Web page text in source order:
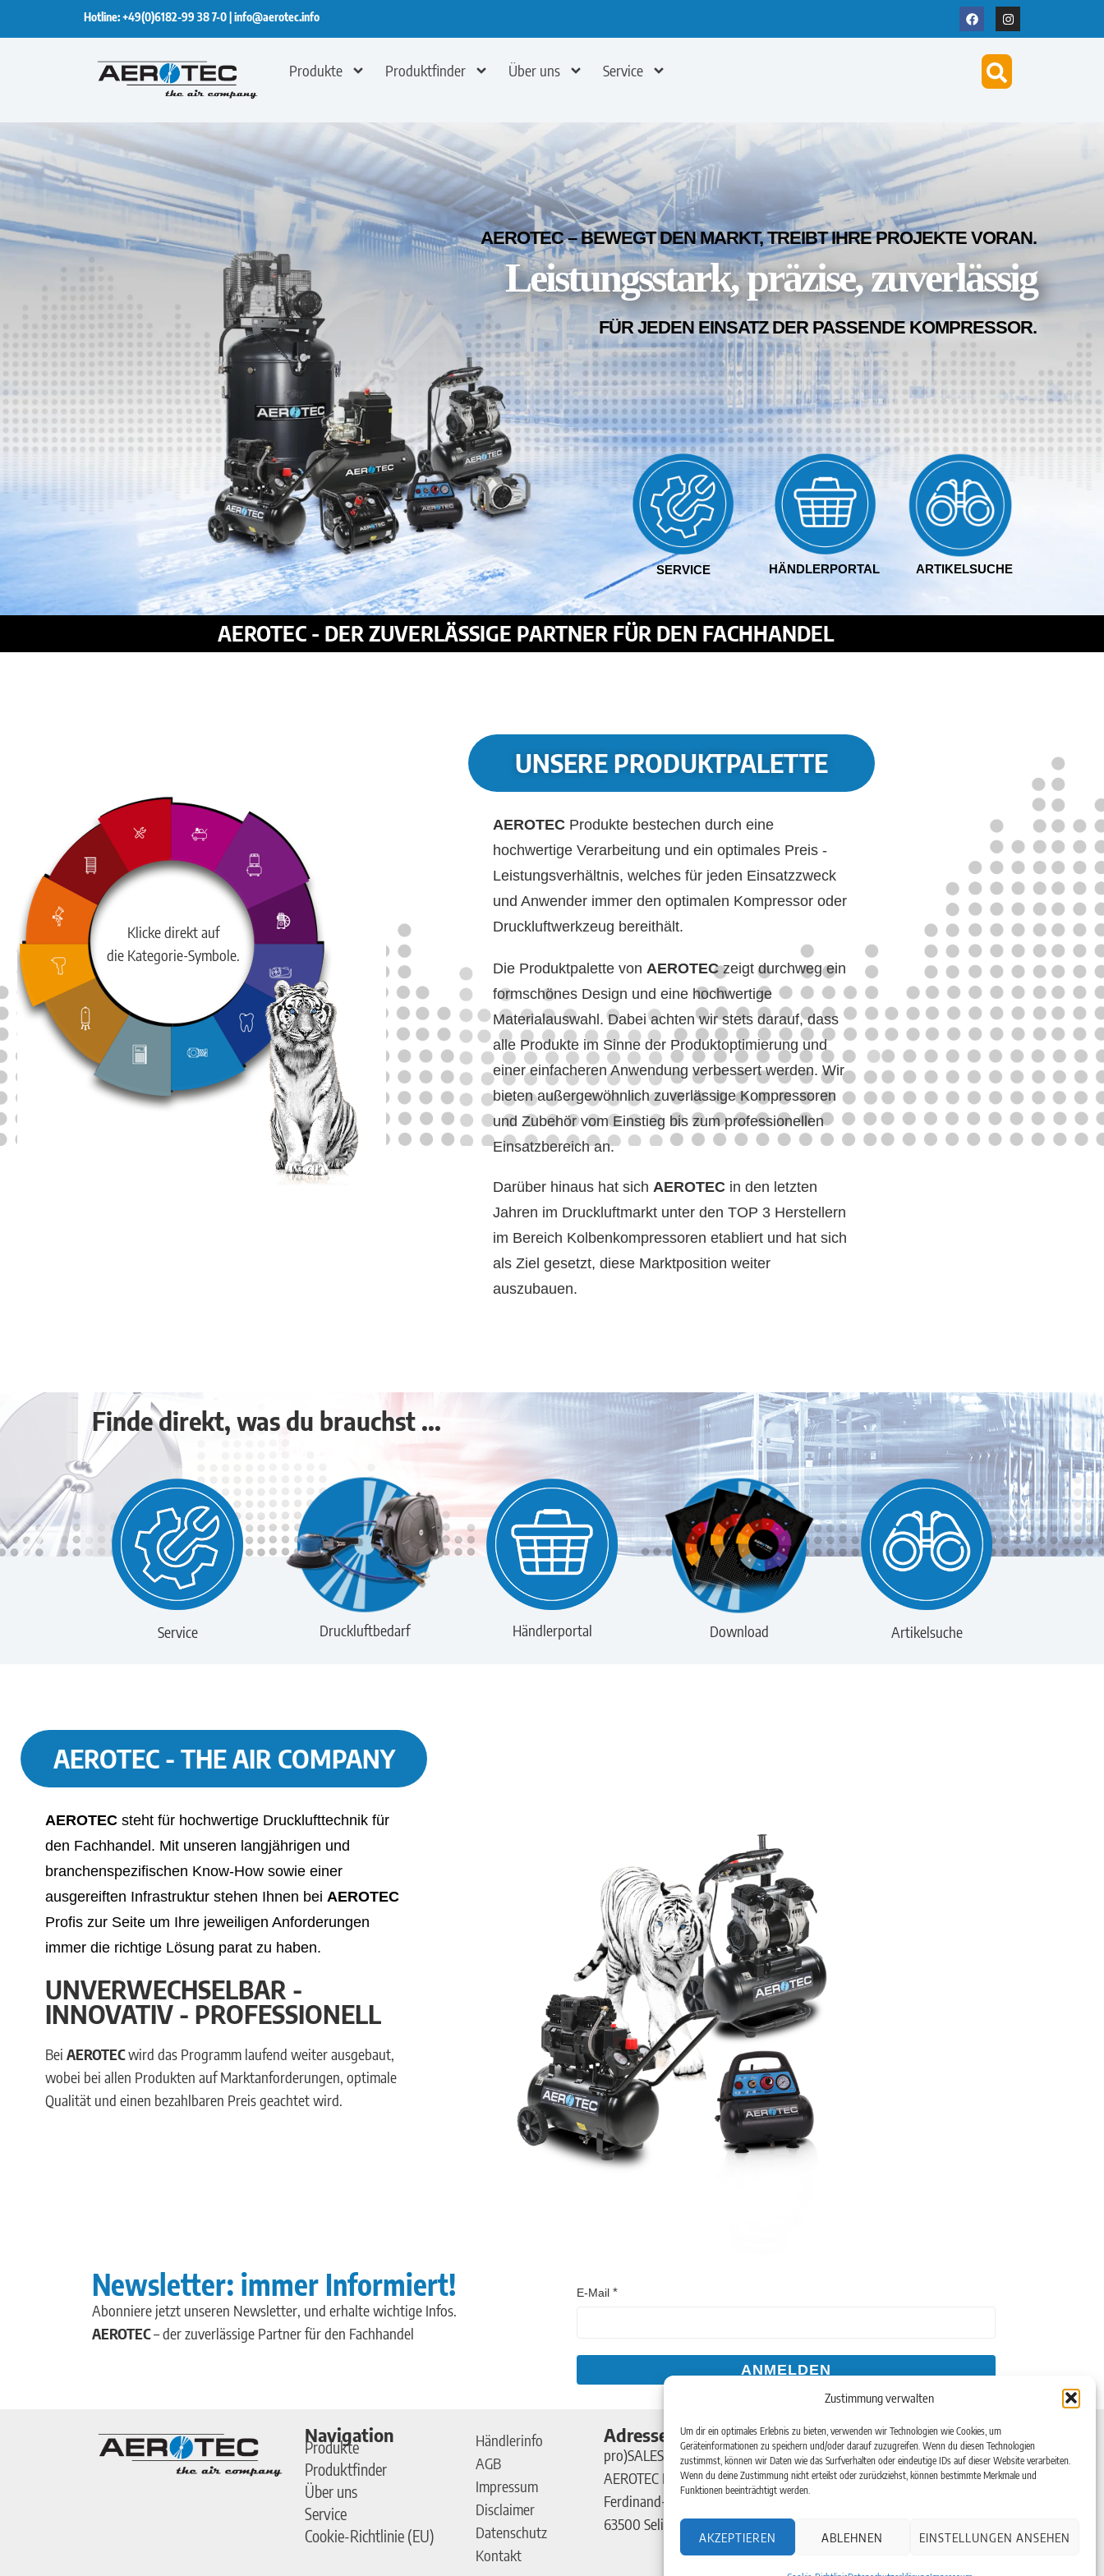
Zustimmung verwalten
Um dir ein optimales Erlebnis zu bieten, verwenden wir Technologien wie Cookies, um
Geräteinformationen zu speichern und/oder darauf zuzugreifen. Wenn du diesen Technologien
zustimmst, können wir Daten wie das Surfverhalten oder eindeutige IDs auf dieser Website verarbeiten.
Wenn du deine Zustimmung nicht erteilst oder zurückziehst, können bestimmte Merkmale und
Funktionen beeinträchtigt werden.
AKZEPTIEREN ABLEHNEN EINSTELLUNGEN ANSEHEN
Hotline:+49(0)6182-99 38 7-0 info@aerotec.info
Produkte Produktfinder Über uns Service
FÜR JEDEN EINSATZ DER PASSENDE KOMPRESSOR.
SERVICE
Leistungsstark, präzise, zuverlässig
AEROTEC – BEWEGT DEN MARKT, TREIBT IHRE PROJEKTE VORAN.
HÄNDLERPORTAL ARTIKELSUCHE
AEROTEC - DER ZUVERLÄSSIGE PARTNER FÜR DEN FACHHANDEL
Klicke direkt auf
die Kategorie-Symbole.
UNSERE PRODUKTPALETTE
AEROTEC Produkte bestechen durch eine
hochwertige Verarbeitung und ein optimales Preis -
Leistungsverhältnis, welches für jeden Einsatzzweck
und Anwender immer den optimalen Kompressor oder
Druckluftwerkzeug bereithält.
Die Produktpalette von AEROTECzeigt durchweg ein
formschönes Design und eine hochwertige
Materialauswahl. Dabei achten wir stets darauf, dass
alle Produkte im Sinne der Produktoptimierung und
einer einfacheren Anwendung verbessert werden. Wir
bieten außergewöhnlich zuverlässige Kompressoren
und Zubehör vom Einstieg bis zum professionellen
Einsatzbereich an.
Darüber hinaus hat sich AEROTEC in den letzten
Jahren im Druckluftmarkt unter den TOP 3 Herstellern
im Bereich Kolbenkompressoren etabliert und hat sich
als Ziel gesetzt, diese Marktposition weiter
auszubauen.
Finde direkt, was du brauchst ...
Service Druckluftbedarf Händlerportal Download Artikelsuche
AEROTEC - THE AIR COMPANY
AEROTEC steht für hochwertige Drucklufttechnik für
den Fachhandel. Mit unseren langjährigen und
branchenspezifischen Know-How sowie einer
ausgereiften Infrastruktur stehen Ihnen bei AEROTEC
Profis zur Seite um Ihre jeweiligen Anforderungen
immer die richtige Lösung parat zu haben.
UNVERWECHSELBAR -
INNOVATIV - PROFESSIONELL
Bei AEROTECwird das Programm laufend weiter ausgebaut,
wobei bei allen Produkten auf Marktanforderungen, optimale
Qualität und einen bezahlbaren Preis geachtet wird.
Newsletter: immer Informiert!
Abonniere jetzt unseren Newsletter, und erhalte wichtige Infos.
AEROTEC– der zuverlässige Partner für den Fachhandel
E-Mail
ANMELDEN
Navigation
Produkte
Produktfinder
Über uns
Service
Cookie-Richtlinie (EU)
Händlerinfo
AGB
Impressum
Disclaimer
Datenschutz
Kontakt
Adresse
pro)SALES GmbH
AEROTEC Kompressoren
Ferdinand-Porsche-Straße 16
63500 Seligenstadt
Kontakt
Telefon: +49(0)6182-99 38 7-0
Telefax: +49(0)6182-99 38 7-20